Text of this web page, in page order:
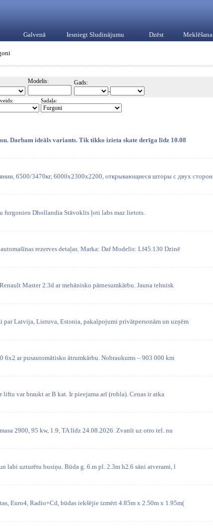
Galvenā Iesniegt Sludinājumu Dzēst Meklēšana
Modelis:
Gads:
-
Sadaļa:
Darbam ideāls variants. Tik tikko izieta skate derīga līdz 10.08
6500/3470кг, 6000х2300х2200, открывающиеся шторы с двух сторон
furgonien Dhollandia Stāvoklis ļoti labs maz lietots.
rezerves detaļas. Marka: Daf Modelis: Lf45.130 Dzinē
Master 2.3d ar mehānisko pārnesumkārbu. Jauna tehnisk
par Latvija, Lietuva, Estonia, pakalpojumi privātpersonām un uzņēm
6x2 ar pusautomātisko ātrumkārbu. Nobraukums – 903 000 km
liftu var braukt ar B kat. Ir pieejama arī (rohla). Cenas ir atka
2900, 95 kw, 1.9, TA līdz 24.08.2026. Zvanīt uz otro tel. nu
labi uzturētu busiņu. Būda g. 6.m pl. 2.3m h2.6 sāni atverami, l
Euro4, Radio+Cd, būdas iekšējie izmēri 4.85m x 2.50m x 1.95m(